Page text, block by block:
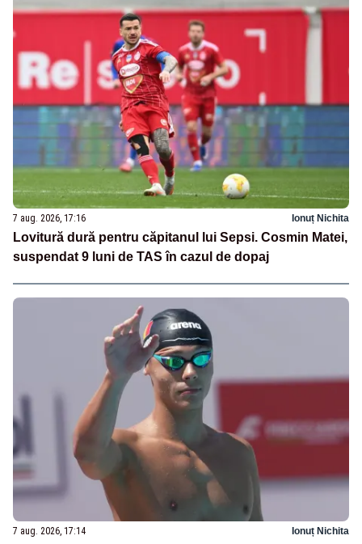
7 aug. 2026, 17:16 Ionuț Nichita
Lovitură dură pentru căpitanul lui Sepsi. Cosmin Matei,
suspendat 9 luni de TAS în cazul de dopaj
7 aug. 2026, 17:14 Ionuț Nichita